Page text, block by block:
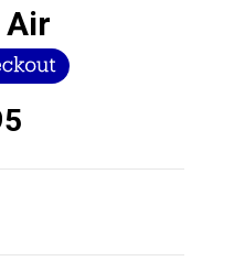
Air
Huidige
is: